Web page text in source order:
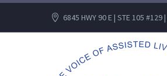
6845 HWY 90 E | STE 105